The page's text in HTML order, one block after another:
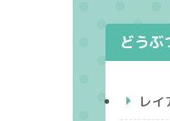
どうぶ
レイ